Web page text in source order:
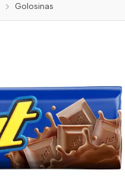
Golosinas